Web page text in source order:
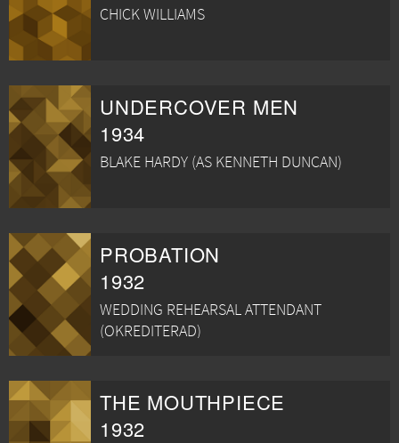
CHICK WILLIAMS
UNDERCOVER MEN
1934
BLAKE HARDY (AS KENNETH DUNCAN)
PROBATION
1932
WEDDING REHEARSAL ATTENDANT
(OKREDITERAD)
THE MOUTHPIECE
1932